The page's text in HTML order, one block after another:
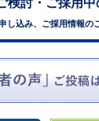
検討・ ご採用
し込み、ご採用情報の